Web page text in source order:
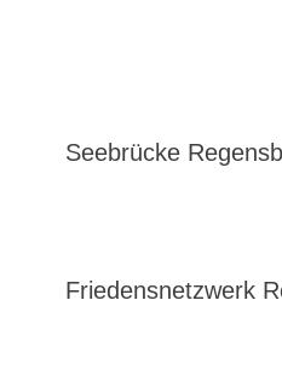
Seebrücke
Friedensnetzwerk